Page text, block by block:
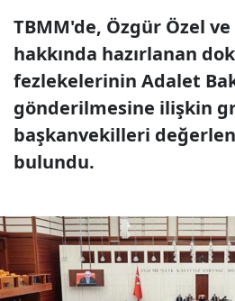
TBMM'de, Özgür Özel
hakkında hazırlanan
fezlekelerinin Adalet
gönderilmesine ilişkin
başkanvekilleri
bulundu.